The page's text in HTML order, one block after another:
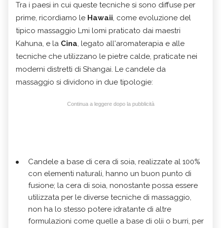
Tra i paesi in cui queste tecniche si sono diffuse per
prime, ricordiamo le Hawaii, come evoluzione del
tipico massaggio Lmi lomi praticato dai maestri
Kahuna, e la Cina, legato all'aromaterapia e alle
tecniche che utilizzano le pietre calde, praticate nei
moderni distretti di Shangai. Le candele da
massaggio si dividono in due tipologie:
Continua a leggere dopo la pubblicità
Candele a base di cera di soia, realizzate al 100%
con elementi naturali, hanno un buon punto di
fusione; la cera di soia, nonostante possa essere
utilizzata per le diverse tecniche di massaggio,
non ha lo stesso potere idratante di altre
formulazioni come quelle a base di olii o burri, per